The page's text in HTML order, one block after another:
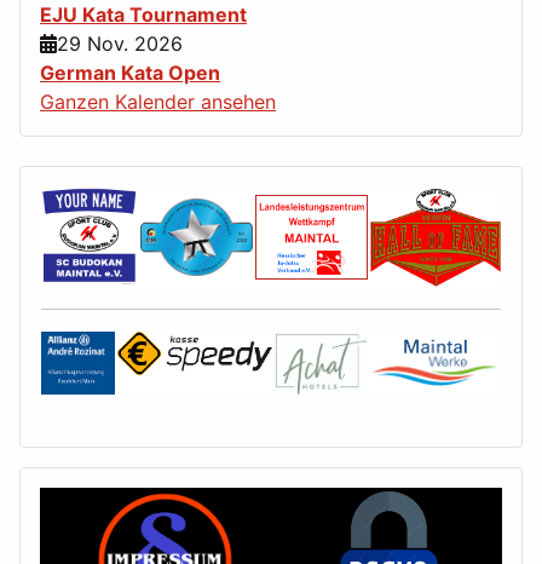
EJU Kata Tournament
29 Nov. 2026
German Kata Open
Ganzen Kalender ansehen